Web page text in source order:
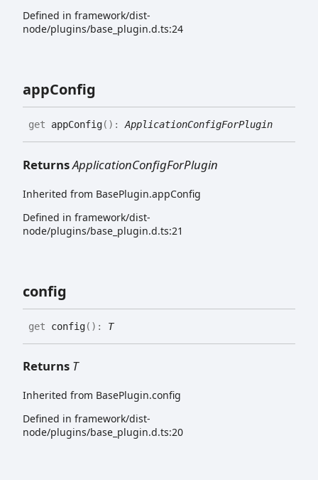
Defined in framework/dist-
node/plugins/base_plugin.d.ts:24
appConfig
get appConfig( ) :ApplicationConfigForPlugin
ReturnsApplicationConfigForPlugin
Inherited from BasePlugin.appConfig
Defined in framework/dist-
node/plugins/base_plugin.d.ts:21
config
get config( ) : T
Returns T
Inherited from BasePlugin.config
Defined in framework/dist-
node/plugins/base_plugin.d.ts:20